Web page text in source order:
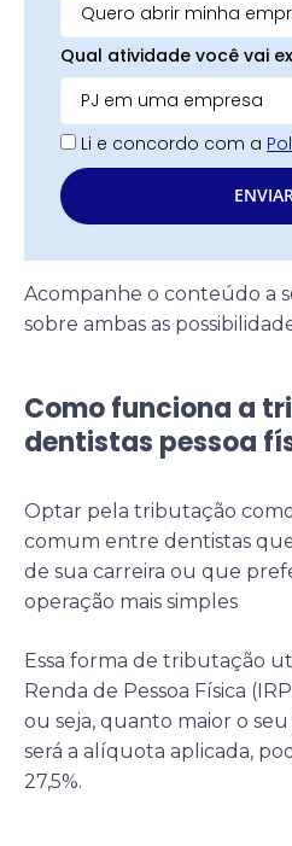
Qual atividade você vai
Li e concordo com a
Acompanhe o conteúdo a
sobre ambas as
Como funciona a
dentistas pessoa
Optar pela tributação como
comum entre dentistas
de sua carreira ou que
operação mais simples
Essa forma de tributação
Renda de Pessoa Física
ou seja, quanto maior o
será a alíquota aplicada,
27,5%.